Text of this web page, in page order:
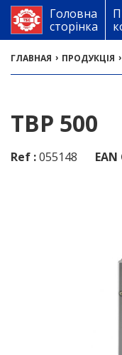
Головна
сторінка
ГЛАВНАЯ › ПРОДУКЦІЯ ›
TBP 500
Ref :055148 EAN